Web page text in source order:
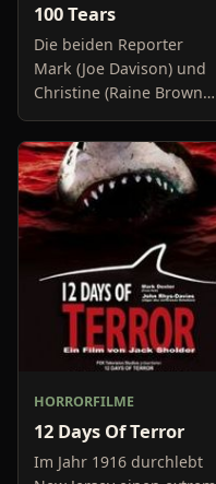
100 Tears
Die beiden Reporter
Mark (Joe Davison) und
Christine (Raine Brown)
haben keine Lust mehr
auf belanglose
Boulevard-Meldungen
und befassen sich
neuerdings mit Se
HORRORFILME
12 Days Of Terror
Im Jahr 1916 durchlebt